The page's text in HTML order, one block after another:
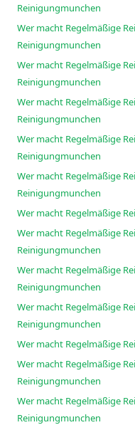
Reinigungmunchen
Wer macht Regelmäßige
Reinigungmunchen
Wer macht Regelmäßige
Reinigungmunchen
Wer macht Regelmäßige
Reinigungmunchen
Wer macht Regelmäßige
Reinigungmunchen
Wer macht Regelmäßige
Reinigungmunchen
Wer macht Regelmäßige
Wer macht Regelmäßige
Reinigungmunchen
Wer macht Regelmäßige
Reinigungmunchen
Wer macht Regelmäßige
Reinigungmunchen
Wer macht Regelmäßige
Wer macht Regelmäßige
Reinigungmunchen
Wer macht Regelmäßige
Reinigungmunchen